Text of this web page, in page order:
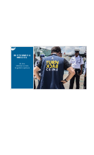
PROTEGENDO A
MERLUZA
As leis
internacionais
regulam a pesca